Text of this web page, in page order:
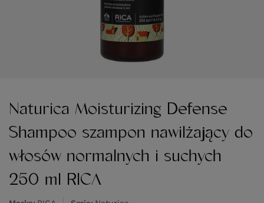
Naturica Moisturizing Defense
Shampoo szampon nawilżający do
włosów normalnych i suchych
250 ml RICA